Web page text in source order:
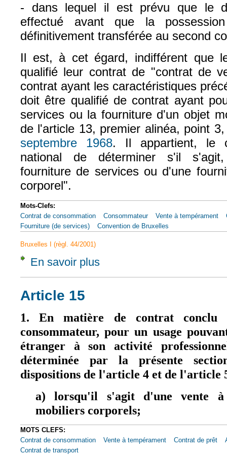
- dans lequel il est prévu que le
effectué avant que la
définitivement transférée au second
Il est, à cet égard, indifférent que
qualifié leur contrat de "contrat de
contrat ayant les caractéristiques
doit être qualifié de contrat ayant
services ou la fourniture d'un objet
de l'article 13, premier alinéa, point
septembre 1968 (le lien est externe)
. Il appartient, le
national de déterminer s'il s'agit,
fourniture de services ou d'une
corporel".
Mots-Clefs:
Contrat de consommation
Consommateur Vente à tempérament
Fourniture (de services)
Convention de Bruxelles
Bruxelles I (règl. 44/2001)
En savoir plus
Article 15
1. En matière de contrat conclu
consommateur, pour un usage
étranger à son activité
déterminée par la présente
dispositions de l'article 4 et de l'article
a) lorsqu'il s'agit d'une vente à
mobiliers corporels;
MOTS CLEFS:
Contrat de consommation
Vente à tempérament Contrat de prêt
Contrat de transport